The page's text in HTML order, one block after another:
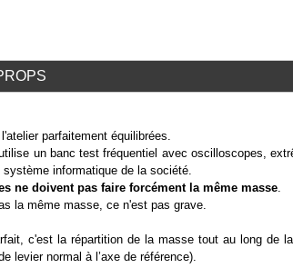
parfaitement équilibrées.
un banc test fréquentiel avec oscilloscopes,
informatique de la société.
ne doivent pas faire forcément la même masse.
la même masse, ce n'est pas grave.
c'est la répartition de la masse tout au long de
levier normal à l’axe de référence).